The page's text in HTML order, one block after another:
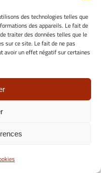
des technologies telles que
des appareils. Le fait de
traiter des données telles que le
sur ce site. Le fait de ne pas
avoir un effet négatif sur certaines
les
TRS,
le taux de
(TRG) et le